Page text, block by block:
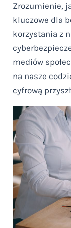
Zrozumienie,
kluczowe dla
korzystania z
mediów
na nasze
cyfrową